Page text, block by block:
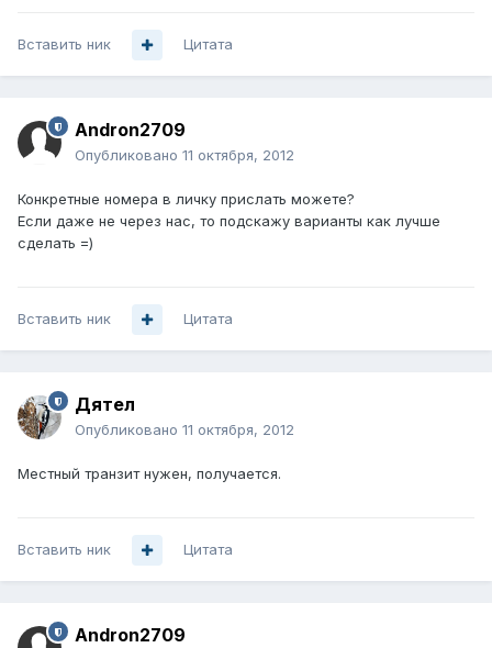
Вставить ник Цитата
Andron2709
Опубликовано 11 октября, 2012
Конкретные номера в личку прислать можете?
Если даже не через нас, то подскажу варианты как лучше
сделать =)
Вставить ник Цитата
Дятел
Опубликовано 11 октября, 2012
Местный транзит нужен, получается.
Вставить ник Цитата
Andron2709